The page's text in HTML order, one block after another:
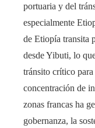
portuaria y del
especialmente
de Etiopía transita
desde Yibuti, lo
tránsito crítico
concentración de
zonas francas ha
gobernanza, la